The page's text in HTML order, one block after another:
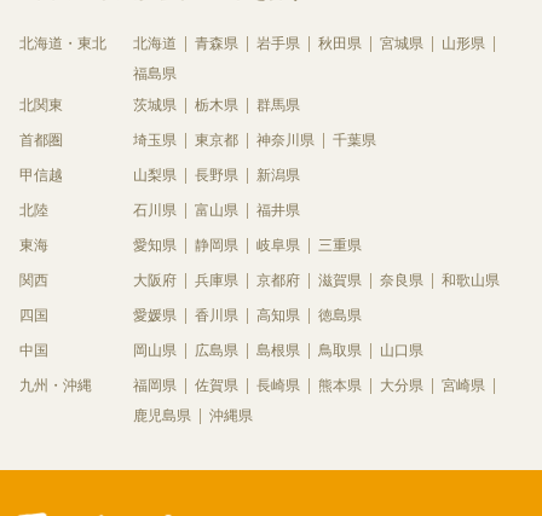
北海道・東北 北海道 青森県 岩手県 秋田県 宮城県
山形県
福島県
北関東
茨城県 栃木県 群馬県
首都圏 埼玉県 東京都 神奈川県 千葉県
甲信越 山梨県 長野県 新潟県
北陸 石川県 富山県 福井県
東海 愛知県 静岡県 岐阜県 三重県
関西 大阪府 兵庫県 京都府 滋賀県 奈良県 和歌山県
四国 愛媛県 香川県 高知県 徳島県
中国 岡山県 広島県 島根県 鳥取県 山口県
九州・沖縄 福岡県 佐賀県 長崎県 熊本県 大分県
宮崎県
鹿児島県
沖縄県